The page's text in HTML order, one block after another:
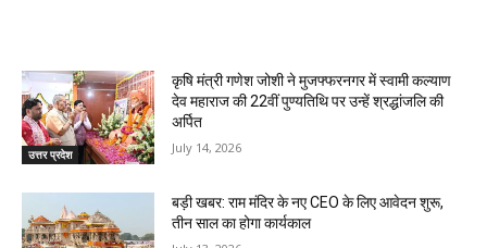
उत्तर प्रदेश
कृषि मंत्री गणेश जोशी ने मुजफ्फरनगर में स्वामी कल्याण
देव महाराज की 22वीं पुण्यतिथि पर उन्हें श्रद्धांजलि की
अर्पित
July 14, 2026
बड़ी खबर: राम मंदिर के नए CEO के लिए आवेदन शुरू,
तीन साल का होगा कार्यकाल